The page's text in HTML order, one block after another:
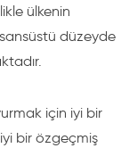
ülkenin
düzeyde
için iyi bir
bir özgeçmiş